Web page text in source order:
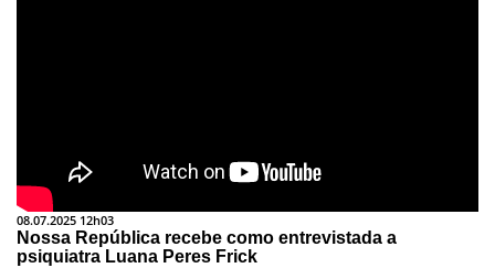
08.07.2025 12h03
Nossa República recebe como entrevistada a
psiquiatra Luana Peres Frick